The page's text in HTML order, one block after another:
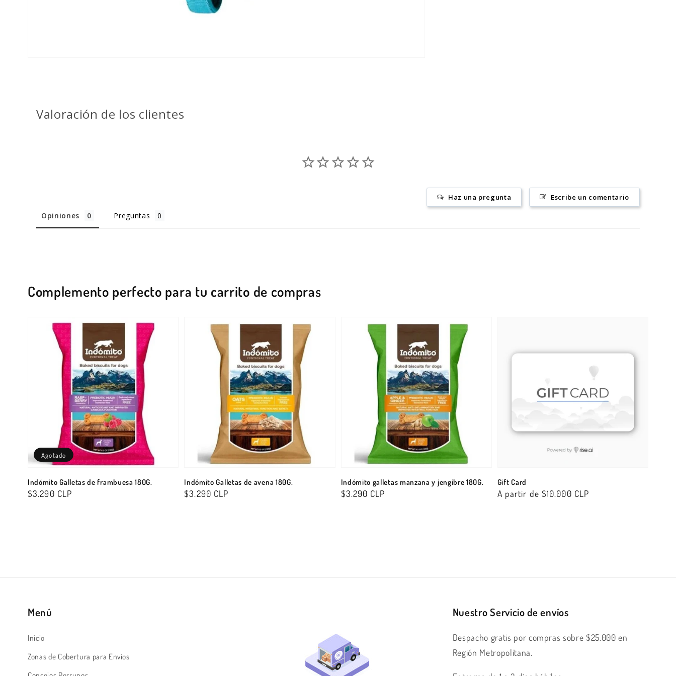
Valoración de los clientes
Escribe un comentario
Haz una pregunta
Opiniones Preguntas
Complemento perfecto para tu carrito de compras
Indómito Galletas de frambuesa 180G.
Precio
$3.290 CLP
Agotado
Indómito Galletas de avena 180G.
Precio
$3.290 CLP
Indómito galletas manzana y jengibre 180G.
Precio
$3.290 CLP
Gift Card
Precio
A partir de $10.000 CLP
Menú
Inicio
Zonas de Cobertura para Envíos
Nuestro Servicio de envíos
Despacho gratis por compras sobre $25.000 en
Región Metropolitana.